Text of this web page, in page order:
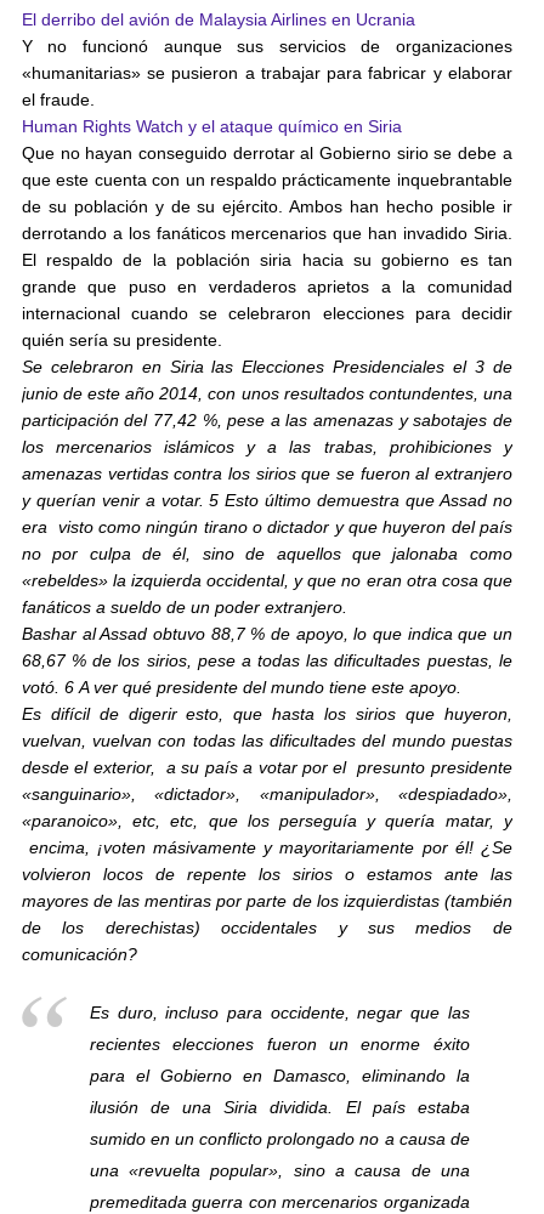
El derribo del avión de Malaysia Airlines en Ucrania
Y no funcionó aunque sus servicios de organizaciones
«humanitarias» se pusieron a trabajar para fabricar y elaborar
el fraude.
Human Rights Watch y el ataque químico en Siria
Que no hayan conseguido derrotar al Gobierno sirio se debe a
que este cuenta con un respaldo prácticamente inquebrantable
de su población y de su ejército. Ambos han hecho posible ir
derrotando a los fanáticos mercenarios que han invadido Siria.
El respaldo de la población siria hacia su gobierno es tan
grande que puso en verdaderos aprietos a la comunidad
internacional cuando se celebraron elecciones para decidir
quién sería su presidente.
Se celebraron en Siria las Elecciones Presidenciales el 3 de
junio de este año 2014, con unos resultados contundentes, una
participación del 77,42 %, pese a las amenazas y sabotajes de
los mercenarios islámicos y a las trabas, prohibiciones y
amenazas vertidas contra los sirios que se fueron al extranjero
y querían venir a votar. 5 Esto último demuestra que Assad no
era visto como ningún tirano o dictador y que huyeron del país
no por culpa de él, sino de aquellos que jalonaba como
«rebeldes» la izquierda occidental, y que no eran otra cosa que
fanáticos a sueldo de un poder extranjero.
Bashar al Assad obtuvo 88,7 % de apoyo, lo que indica que un
68,67 % de los sirios, pese a todas las dificultades puestas, le
votó. 6 A ver qué presidente del mundo tiene este apoyo.
Es difícil de digerir esto, que hasta los sirios que huyeron,
vuelvan, vuelvan con todas las dificultades del mundo puestas
desde el exterior, a su país a votar por el presunto presidente
«sanguinario», «dictador», «manipulador», «despiadado»,
«paranoico», etc, etc, que los perseguía y quería matar, y
encima, ¡voten másivamente y mayoritariamente por él! ¿Se
volvieron locos de repente los sirios o estamos ante las
mayores de las mentiras por parte de los izquierdistas (también
de los derechistas) occidentales y sus medios de
comunicación?
Es duro, incluso para occidente, negar que las
recientes elecciones fueron un enorme éxito
para el Gobierno en Damasco, eliminando la
ilusión de una Siria dividida. El país estaba
sumido en un conflicto prolongado no a causa de
una «revuelta popular», sino a causa de una
premeditada guerra con mercenarios organizada